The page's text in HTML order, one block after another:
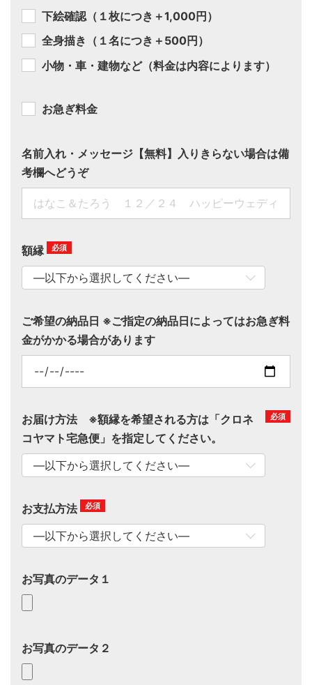
下絵確認（１枚につき＋1,000円）
全身描き（１名につき＋500円）
小物・車・建物など（料金は内容によります）
お急ぎ料金
名前入れ・メッセージ【無料】入りきらない場合は備
考欄へどうぞ
額縁
ご希望の納品日 ※ご指定の納品日によってはお急ぎ料
金がかかる場合があります
お届け方法 ※額縁を希望される方は「クロネ
コヤマト宅急便」を指定してください。
お支払方法
お写真のデータ１
お写真のデータ２